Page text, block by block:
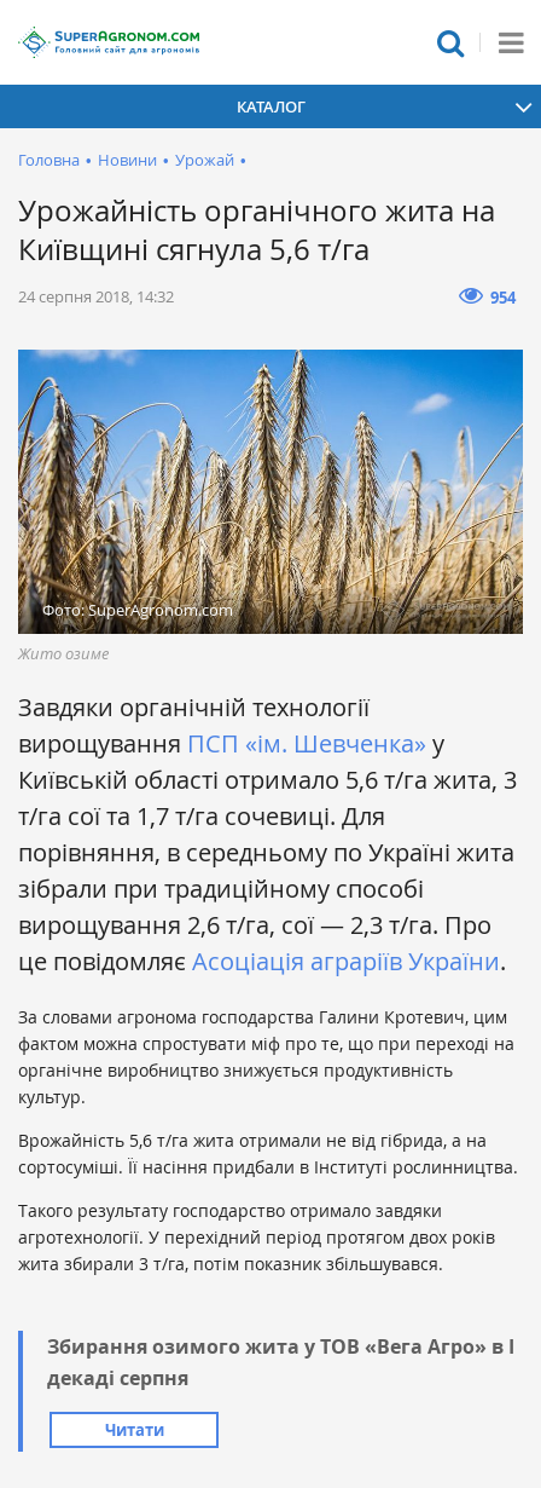
КАТАЛОГ
Головна • Новини • Урожай •
Урожайність органічного жита на
Київщині сягнула 5,6 т/га
24 серпня 2018, 14:32 954
Фото: SuperAgronom.com
Жито озиме
Завдяки органічній технології
вирощування ПСП «ім. Шевченка» у
Київській області отримало 5,6 т/га жита, 3
т/га сої та 1,7 т/га сочевиці. Для
порівняння, в середньому по Україні жита
зібрали при традиційному способі
вирощування 2,6 т/га, сої — 2,3 т/га. Про
це повідомляє Асоціація аграріїв України.
За словами агронома господарства Галини Кротевич, цим
фактом можна спростувати міф про те, що при переході на
органічне виробництво знижується продуктивність
культур.
Врожайність 5,6 т/га жита отримали не від гібрида, а на
сортосуміші. Її насіння придбали в Інституті рослинництва.
Такого результату господарство отримало завдяки
агротехнології. У перехідний період протягом двох років
жита збирали 3 т/га, потім показник збільшувався.
Збирання озимого жита у ТОВ «Вега Агро» в І
декаді серпня
Читати